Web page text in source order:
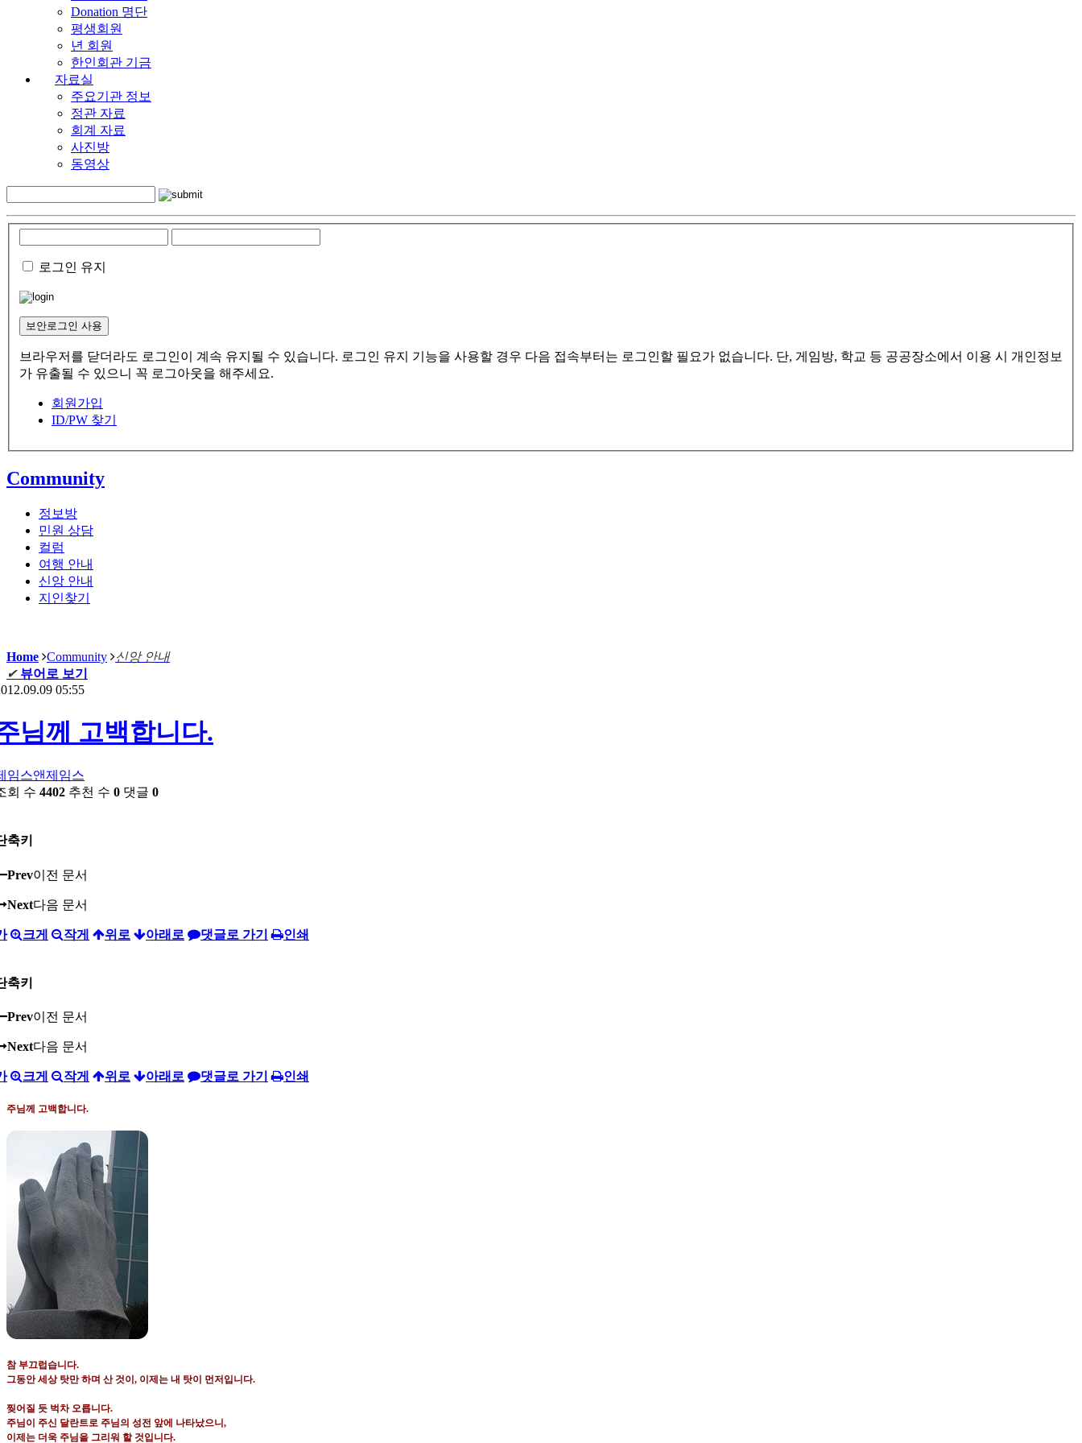
Donation 명단
평생회원
년 회원
한인회관 기금
자료실
주요기관 정보
정관 자료
회계 자료
사진방
동영상
로그인 유지
보안로그인 사용
브라우저를 닫더라도 로그인이 계속 유지될 수 있습니다. 로그인 유지 기능을 사용할 경우 다음 접속부터는 로그인할 필요가 없습니다. 단, 게임방, 학교 등 공공장소에서 이용 시 개인정보
가 유출될 수 있으니 꼭 로그아웃을 해주세요.
회원가입
ID/PW 찾기
Community
정보방
민원 상담
컬럼
여행 안내
신앙 안내
지인찾기
Home Community
신앙 안내
✔ 뷰어로 보기
05:55
님께 고백합니다.
임스앤제임스
회 수 4402 추천 수 0 댓글 0
축키
Prev이전 문서
Next다음 문서
크게 작게 위로 아래로 댓글로 가기 인쇄
축키
Prev이전 문서
Next다음 문서
크게 작게 위로 아래로 댓글로 가기 인쇄
주님께 고백합니다.
참 부끄럽습니다.
그동안 세상 탓만 하며 산 것이 , 이제는 내 탓이 먼저입니다.
찢어질 듯 벅차 오릅니다.
주님이 주신 달란트로 주님의 성전 앞에 나타났으니 ,
이제는 더욱 주님을 그리워 할 것입니다.